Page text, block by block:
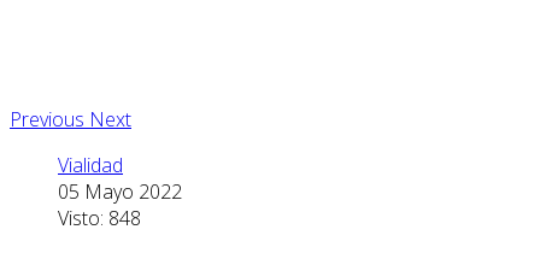
Previous Next
Vialidad
05 Mayo 2022
Visto: 848